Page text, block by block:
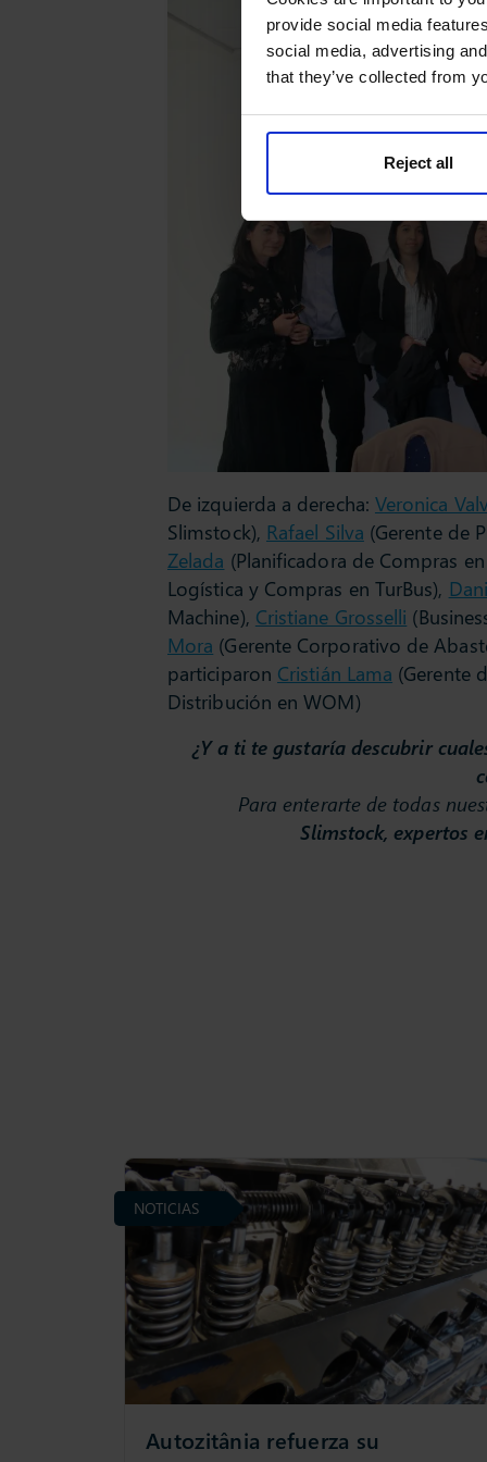
provide social media
social media, advertising
that they’ve collected from
Reject all
De izquierda a derecha: Veronica
Slimstock), Rafael Silva (Gerente de
Zelada (Planificadora de Compras en
Logística y Compras en TurBus),
Machine), Cristiane Grosselli
Mora (Gerente Corporativo de
participaron Cristián Lama (Gerente
Distribución en WOM)
¿Y a ti te gustaría descubrir
Para enterarte de todas
Slimstock, expertos
Autozitânia refuerza su
NOTICIAS